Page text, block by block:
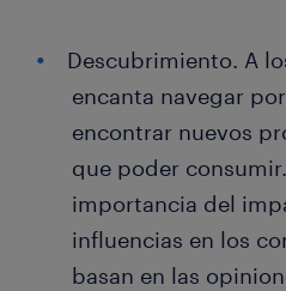
Descubrimiento. A
encanta navegar
encontrar nuevos
que poder
importancia del
influencias en los
basan en las